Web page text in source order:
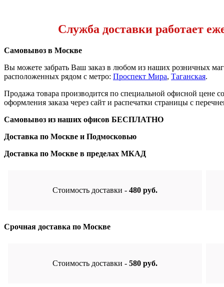
Служба доставки работает
Самовывоз в Москве
Вы можете забрать Ваш заказ в любом из наших розничных
расположенных рядом с метро: Проспект Мира, Таганская.
Продажа товара производится по специальной офисной цене
оформления заказа через сайт и распечатки страницы с
Самовывоз из наших офисов БЕСПЛАТНО
Доставка по Москве и Подмосковью
Доставка по Москве в пределах МКАД
Стоимость доставки - 480 руб.
Срочная доставка по Москве
Стоимость доставки - 580 руб.